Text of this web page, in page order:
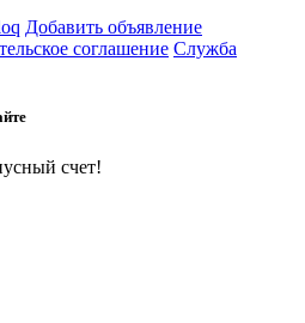
Добавить объявление
соглашение Служба
счет!